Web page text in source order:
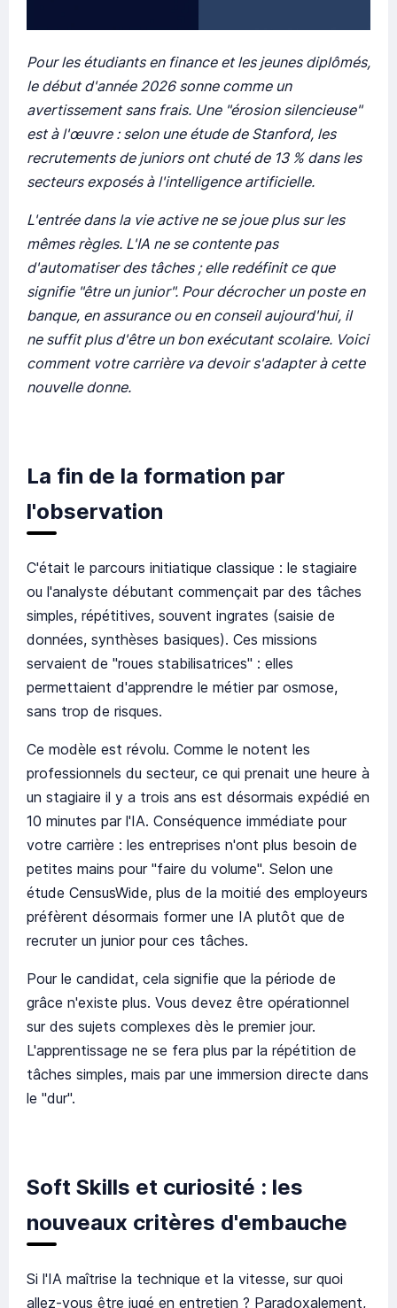
Pour les étudiants en finance et les jeunes diplômés,
le début d'année 2026 sonne comme un
avertissement sans frais. Une "érosion silencieuse"
est à l'œuvre : selon une étude de Stanford, les
recrutements de juniors ont chuté de 13 % dans les
secteurs exposés à l'intelligence artificielle.
L'entrée dans la vie active ne se joue plus sur les
mêmes règles. L'IA ne se contente pas
d'automatiser des tâches ; elle redéfinit ce que
signifie "être un junior". Pour décrocher un poste en
banque, en assurance ou en conseil aujourd'hui, il
ne suffit plus d'être un bon exécutant scolaire. Voici
comment votre carrière va devoir s'adapter à cette
nouvelle donne.
La fin de la formation par
l'observation
C'était le parcours initiatique classique : le stagiaire
ou l'analyste débutant commençait par des tâches
simples, répétitives, souvent ingrates (saisie de
données, synthèses basiques). Ces missions
servaient de "roues stabilisatrices" : elles
permettaient d'apprendre le métier par osmose,
sans trop de risques.
Ce modèle est révolu. Comme le notent les
professionnels du secteur, ce qui prenait une heure à
un stagiaire il y a trois ans est désormais expédié en
10 minutes par l'IA. Conséquence immédiate pour
votre carrière : les entreprises n'ont plus besoin de
petites mains pour "faire du volume". Selon une
étude CensusWide, plus de la moitié des employeurs
préfèrent désormais former une IA plutôt que de
recruter un junior pour ces tâches.
Pour le candidat, cela signifie que la période de
grâce n'existe plus. Vous devez être opérationnel
sur des sujets complexes dès le premier jour.
L'apprentissage ne se fera plus par la répétition de
tâches simples, mais par une immersion directe dans
le "dur".
Soft Skills et curiosité : les
nouveaux critères d'embauche
Si l'IA maîtrise la technique et la vitesse, sur quoi
allez-vous être jugé en entretien ? Paradoxalement,